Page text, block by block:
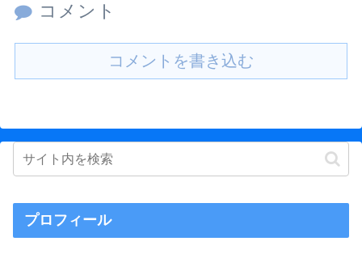
コメント
コメントを書き込む
プロフィール